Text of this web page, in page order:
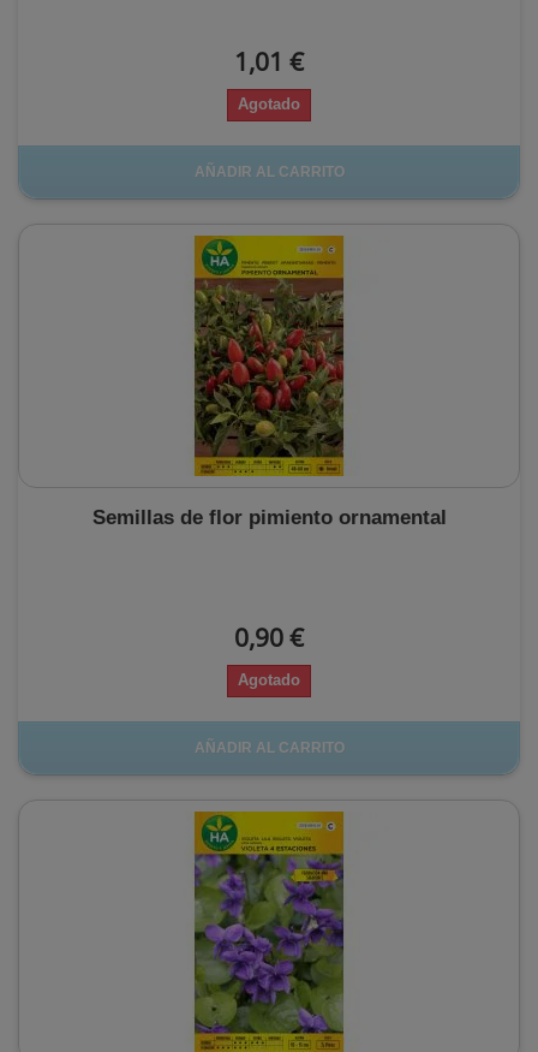
1,01 €
Agotado
AÑADIR AL CARRITO
Semillas de flor pimiento ornamental
0,90 €
Agotado
AÑADIR AL CARRITO